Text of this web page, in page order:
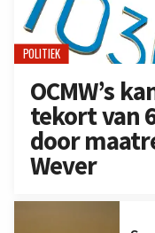
POLITIEK
OCMW’s
tekort van
door
Wever